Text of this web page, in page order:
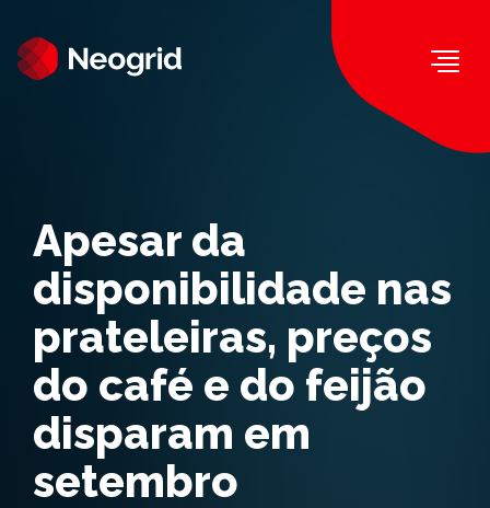
Apesar da
disponibilidade nas
prateleiras, preços
do café e do feijão
disparam em
setembro